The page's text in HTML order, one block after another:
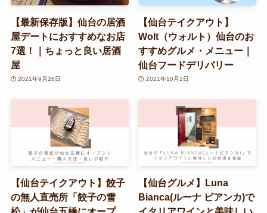
【最新保存版】仙台の居酒
屋デートにおすすめなお店
7選！｜ちょっと良い居酒
屋
2021年9月26日
【仙台テイクアウト】
Wolt（ウォルト）仙台のお
すすめグルメ・メニュー｜
仙台フードデリバリー
2021年10月2日
【仙台テイクアウト】餃子
の無人直売所「餃子の雪
【仙台グルメ】Luna
Bianca(ルーナ ビアンカ)で